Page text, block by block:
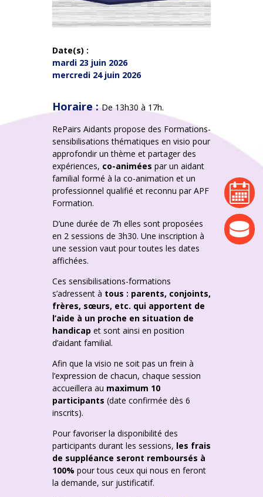
agenda
Date(s) :
mardi 23 juin 2026
mercredi 24 juin 2026
Horaire :De 13h30 à 17h.
RePairs Aidants propose des Formations-
sensibilisations thématiques en visio pour
approfondir un thème et partager des
expériences, co-animées par un aidant
familial formé à la co-animation et un
professionnel qualifié et reconnu par APF
Formation.
D’une durée de 7h elles sont proposées
en 2 sessions de 3h30. Une inscription à
une session vaut pour toutes les dates
affichées.
Ces sensibilisations-formations
s’adressent à tous : parents, conjoints,
frères, sœurs, etc. qui apportent de
l’aide à un proche en situation de
handicap et sont ainsi en position
d’aidant familial.
Afin que la visio ne soit pas un frein à
l’expression de chacun, chaque session
accueillera au maximum 10
participants (date confirmée dès 6
inscrits).
Pour favoriser la disponibilité des
participants durant les sessions, les frais
de suppléance seront remboursés à
100% pour tous ceux qui nous en feront
la demande, sur justificatif.